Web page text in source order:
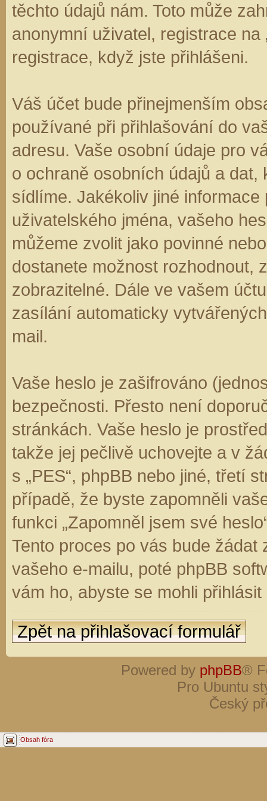
těchto údajů nám. Toto může
anonymní uživatel, registrace
registrace, když jste přihlášeni.
Váš účet bude přinejmenším
používané při přihlašování do
adresu. Vaše osobní údaje pro
o ochraně osobních údajů a
sídlíme. Jakékoliv jiné informace
uživatelského jména, vašeho
můžeme zvolit jako povinné
dostanete možnost rozhodnout,
zobrazitelné. Dále ve vašem
zasílání automaticky
mail.
Vaše heslo je zašifrováno
bezpečnosti. Přesto není
stránkách. Vaše heslo je
takže jej pečlivě uchovejte a v
s „PES“, phpBB nebo jiné, třetí
případě, že byste zapomněli
funkci „Zapomněl jsem své
Tento proces po vás bude
vašeho e-mailu, poté phpBB
vám ho, abyste se mohli
Zpět na přihlašovací formulář
Powered by phpBB®
Pro Ubuntu
Český
Obsah fóra